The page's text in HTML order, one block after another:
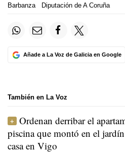
Barbanza
Diputación de A Coruña
Añade a La Voz de Galicia en Google
También en La Voz
Ordenan derribar el
piscina que montó en el
casa en Vigo